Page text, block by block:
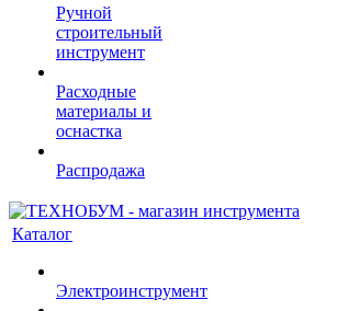
Ручной
строительный
инструмент
Расходные
материалы и
оснастка
Распродажа
Каталог
Электроинструмент